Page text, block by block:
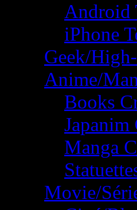
Android
iPhone
Geek/
Anime/
Books
Japanim
Manga
Movie/